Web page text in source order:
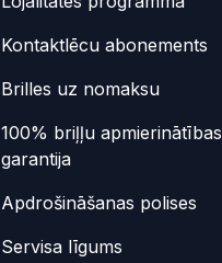
Kontaktlēcu abonements
Brilles uz nomaksu
100% briļļu apmierinātības
garantija
Apdrošināšanas polises
Servisa līgums